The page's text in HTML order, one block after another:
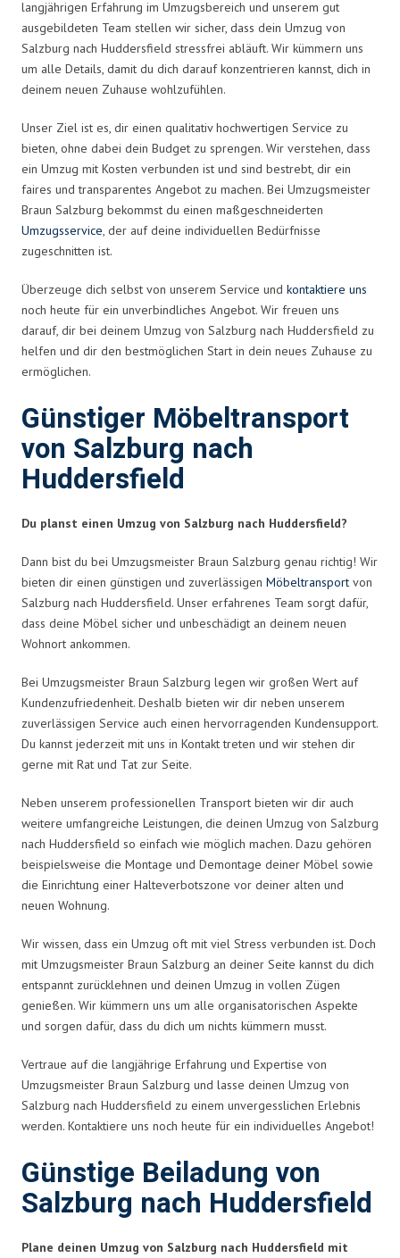
langjährigen Erfahrung im Umzugsbereich und unserem gut
ausgebildeten Team stellen wir sicher, dass dein Umzug von
Salzburg nach Huddersfield stressfrei abläuft. Wir kümmern uns
um alle Details, damit du dich darauf konzentrieren kannst, dich in
deinem neuen Zuhause wohlzufühlen.
Unser Ziel ist es, dir einen qualitativ hochwertigen Service zu
bieten, ohne dabei dein Budget zu sprengen. Wir verstehen, dass
ein Umzug mit Kosten verbunden ist und sind bestrebt, dir ein
faires und transparentes Angebot zu machen. Bei Umzugsmeister
Braun Salzburg bekommst du einen maßgeschneiderten
Umzugsservice, der auf deine individuellen Bedürfnisse
zugeschnitten ist.
Überzeuge dich selbst von unserem Service und kontaktiere uns
noch heute für ein unverbindliches Angebot. Wir freuen uns
darauf, dir bei deinem Umzug von Salzburg nach Huddersfield zu
helfen und dir den bestmöglichen Start in dein neues Zuhause zu
ermöglichen.
Günstiger Möbeltransport
von Salzburg nach
Huddersfield
Du planst einen Umzug von Salzburg nach Huddersfield?
Dann bist du bei Umzugsmeister Braun Salzburg genau richtig! Wir
bieten dir einen günstigen und zuverlässigen Möbeltransport von
Salzburg nach Huddersfield. Unser erfahrenes Team sorgt dafür,
dass deine Möbel sicher und unbeschädigt an deinem neuen
Wohnort ankommen.
Bei Umzugsmeister Braun Salzburg legen wir großen Wert auf
Kundenzufriedenheit. Deshalb bieten wir dir neben unserem
zuverlässigen Service auch einen hervorragenden Kundensupport.
Du kannst jederzeit mit uns in Kontakt treten und wir stehen dir
gerne mit Rat und Tat zur Seite.
Neben unserem professionellen Transport bieten wir dir auch
weitere umfangreiche Leistungen, die deinen Umzug von Salzburg
nach Huddersfield so einfach wie möglich machen. Dazu gehören
beispielsweise die Montage und Demontage deiner Möbel sowie
die Einrichtung einer Halteverbotszone vor deiner alten und
neuen Wohnung.
Wir wissen, dass ein Umzug oft mit viel Stress verbunden ist. Doch
mit Umzugsmeister Braun Salzburg an deiner Seite kannst du dich
entspannt zurücklehnen und deinen Umzug in vollen Zügen
genießen. Wir kümmern uns um alle organisatorischen Aspekte
und sorgen dafür, dass du dich um nichts kümmern musst.
Vertraue auf die langjährige Erfahrung und Expertise von
Umzugsmeister Braun Salzburg und lasse deinen Umzug von
Salzburg nach Huddersfield zu einem unvergesslichen Erlebnis
werden. Kontaktiere uns noch heute für ein individuelles Angebot!
Günstige Beiladung von
Salzburg nach Huddersfield
Plane deinen Umzug von Salzburg nach Huddersfield mit